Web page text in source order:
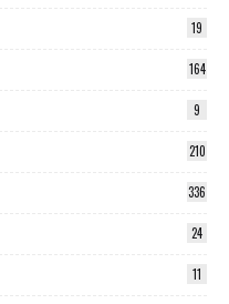
19
164
9
210
336
24
11